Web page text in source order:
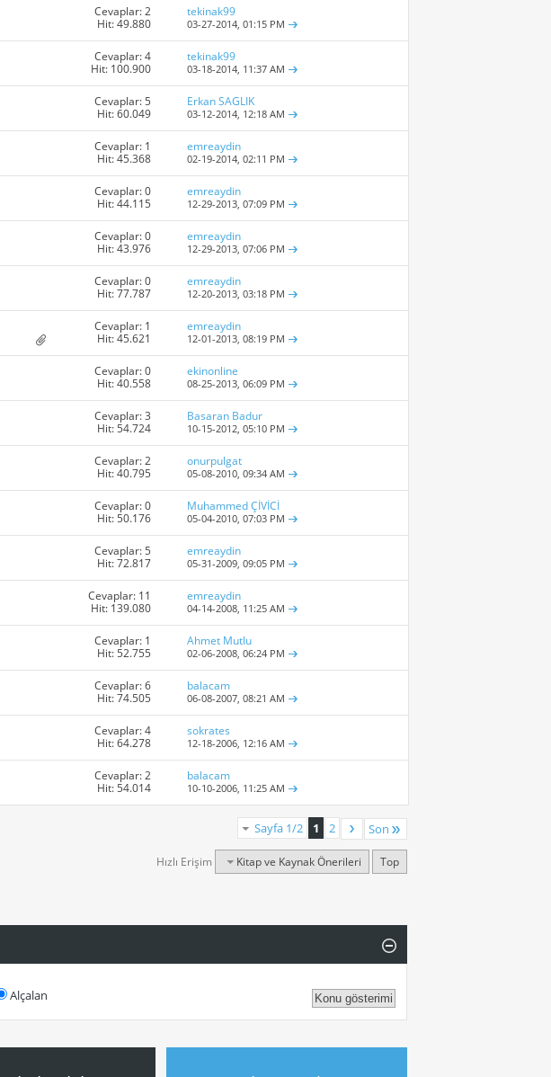
Cevaplar: 2
Hit: 49.880
tekinak99
03-27-2014,01:15 PM
Cevaplar: 4
Hit: 100.900
tekinak99
03-18-2014, 11:37 AM
Cevaplar: 5
Hit: 60.049
Erkan SAGLIK
03-12-2014, 12:18 AM
Cevaplar: 1
Hit: 45.368
emreaydin
02-19-2014,02:11 PM
Cevaplar: 0
Hit: 44.115
emreaydin
12-29-2013,07:09 PM
Cevaplar: 0
Hit: 43.976
emreaydin
12-29-2013,07:06 PM
Cevaplar: 0
Hit: 77.787
emreaydin
12-20-2013,03:18 PM
Cevaplar: 1
Hit: 45.621
emreaydin
12-01-2013,08:19 PM
Cevaplar: 0
Hit: 40.558
ekinonline
08-25-2013,06:09 PM
Cevaplar: 3
Hit: 54.724
Basaran Badur
10-15-2012,05:10 PM
Cevaplar: 2
Hit: 40.795
onurpulgat
05-08-2010,09:34 AM
Cevaplar: 0
Hit: 50.176
Muhammed ÇİVİCİ
05-04-2010,07:03 PM
Cevaplar: 5
Hit: 72.817
emreaydin
05-31-2009,09:05 PM
Cevaplar: 11
Hit: 139.080
emreaydin
04-14-2008, 11:25 AM
Cevaplar: 1
Hit: 52.755
Ahmet Mutlu
02-06-2008,06:24 PM
Cevaplar: 6
Hit: 74.505
balacam
06-08-2007,08:21 AM
Cevaplar: 4
Hit: 64.278
sokrates
12-18-2006, 12:16 AM
Cevaplar: 2
Hit: 54.014
balacam
10-10-2006, 11:25 AM
Sayfa 1/2 1 2 Son
Hızlı Erişim Kitap ve Kaynak Önerileri Top
Alçalan